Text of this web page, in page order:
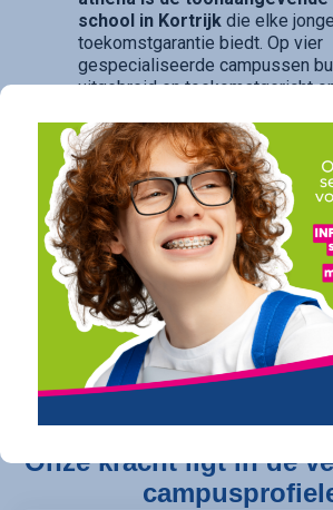
school in Kortrijk die elke
toekomstgarantie biedt. Op vier
gespecialiseerde campussen
uitgebreid en toekomstgericht
Of je nu droomt van verder
hogeschool of universiteit (onze
doorstroomfinaliteit/ ASO) of
succesvolle carrière ambieert
arbeidsfinaliteit / BSO), bij
traject op maat. Ook voor
opties openhouden, bieden
met dubbele finaliteit(TSO) de
athena is de kwalitatieve school
diploma, eensuccesvolle
gegarandeerde toekomst
vandaag nog jouw perfecte
Onze kracht ligt in de